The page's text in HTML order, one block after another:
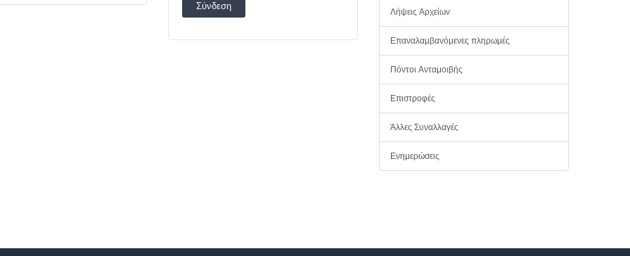
Λήψεις Αρχείων
Επαναλαμβανόμενες πληρωμές
Πόντοι Ανταμοιβής
Επιστροφές
Άλλες Συναλλαγές
Ενημερώσεις